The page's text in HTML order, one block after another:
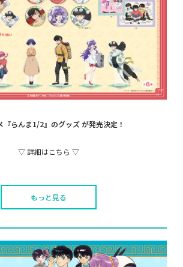
『らんま1/2』のグッズ が発売決定！
▽ 詳細はこちら ▽
もっと見る